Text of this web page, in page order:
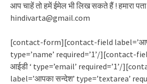
आप चाहें तो हमें ईमेल भी लिख सकते हैं ! हमारा
hindivarta@gmail.com
[contact-form][contact-field
type=’name’ required=’1’/][contact-
आईडी ‘ type=’email’ required=’1’/
label=’आपका सन्देश’ type=’textarea’